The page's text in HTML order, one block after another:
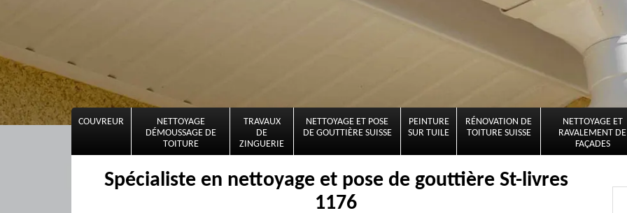
COUVREUR
NETTOYAGE
DÉMOUSSAGE DE
TOITURE
TRAVAUX
DE
ZINGUERIE
NETTOYAGE ET POSE
DE GOUTTIÈRE SUISSE
PEINTURE
SUR TUILE
RÉNOVATION DE
TOITURE SUISSE
NETTOYAGE ET
RAVALEMENT DE
FAÇADES
Spécialiste en nettoyage et pose de gouttière St-livres
1176